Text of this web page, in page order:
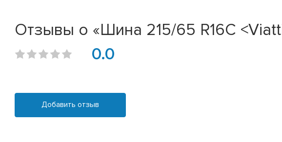
Отзывы о «Шина 215/65 R16C
0.0
Добавить отзыв